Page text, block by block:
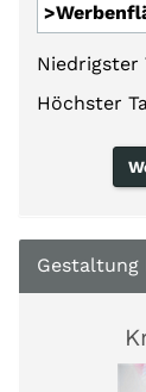
Niedrigster
Höchster
Gestaltung